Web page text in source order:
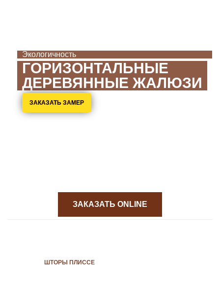
Экологичность
ГОРИЗОНТАЛЬНЫЕ
ДЕРЕВЯННЫЕ ЖАЛЮЗИ
ЗАКАЗАТЬ ЗАМЕР
ЗАКАЗАТЬ ONLINE
ШТОРЫ ПЛИССЕ